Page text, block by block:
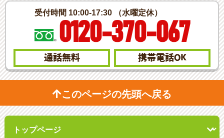
受付時間 10:00-17:30 （水曜定休）
0120-370-067
通話無料 携帯電話OK
このページの先頭へ戻る